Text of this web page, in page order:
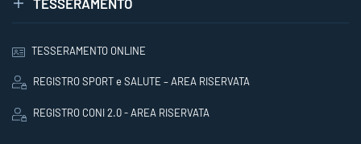
TESSERAMENTO
TESSERAMENTO ONLINE
REGISTRO SPORT e SALUTE – AREA RISERVATA
REGISTRO CONI 2.0 - AREA RISERVATA